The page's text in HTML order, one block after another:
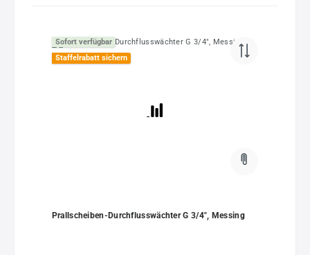
Sofort verfügbar
Staffelrabatt sichern
Prallscheiben-Durchflusswächter G 3/4", Messing